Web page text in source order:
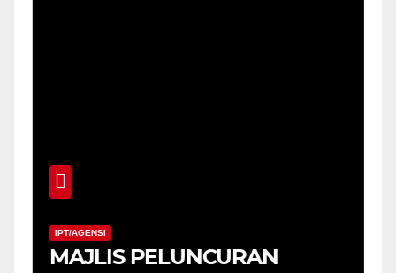
IPT/AGENSI
MAJLIS PELUNCURAN